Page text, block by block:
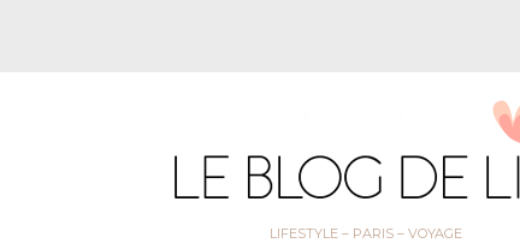
LIFESTYLE – PARIS – VOYAGE